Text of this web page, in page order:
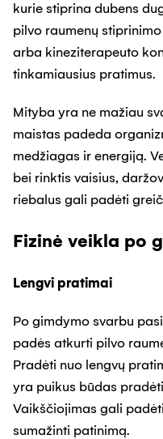
kurie stiprina dubens
pilvo raumenų
arba kineziterapeuto
tinkamiausius pratimus.
Mityba yra ne mažiau
maistas padeda
medžiagas ir energiją.
bei rinktis vaisius,
riebalus gali padėti
Fizinė veikla po
Lengvi pratimai
Po gimdymo svarbu
padės atkurti pilvo
Pradėti nuo lengvų
yra puikus būdas
Vaikščiojimas gali
sumažinti patinimą.